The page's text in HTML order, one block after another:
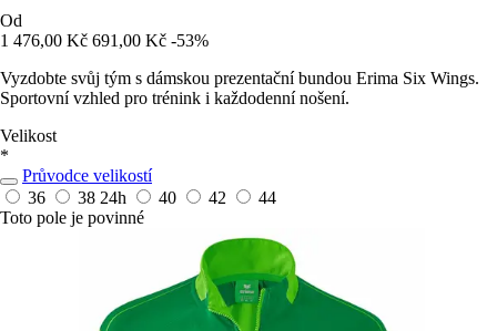
Od
1 476,00 Kč 691,00 Kč -53%
Vyzdobte svůj tým s dámskou prezentační bundou Erima Six Wings.
Sportovní vzhled pro trénink i každodenní nošení.
Velikost
*
Průvodce velikostí
36
38 24h 40 42
44
Toto pole je povinné